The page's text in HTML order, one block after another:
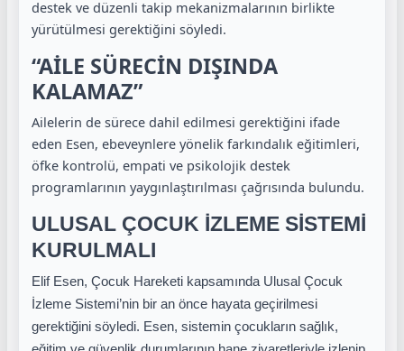
destek ve düzenli takip mekanizmalarının birlikte
yürütülmesi gerektiğini söyledi.
“AİLE SÜRECİN DIŞINDA
KALAMAZ”
Ailelerin de sürece dahil edilmesi gerektiğini ifade
eden Esen, ebeveynlere yönelik farkındalık eğitimleri,
öfke kontrolü, empati ve psikolojik destek
programlarının yaygınlaştırılması çağrısında bulundu.
ULUSAL ÇOCUK İZLEME SİSTEMİ
KURULMALI
Elif Esen, Çocuk Hareketi kapsamında Ulusal Çocuk
İzleme Sistemi’nin bir an önce hayata geçirilmesi
gerektiğini söyledi. Esen, sistemin çocukların sağlık,